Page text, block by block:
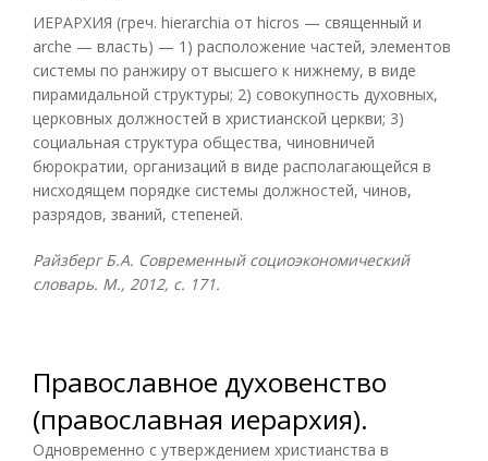
ИЕРАРХИЯ (греч. hierarchia от hicros — священный и
arche — власть) — 1) расположение частей, элементов
системы по ранжиру от высшего к нижнему, в виде
пирамидальной структуры; 2) совокупность духовных,
церковных должностей в христианской церкви; 3)
социальная структура общества, чиновничей
бюрократии, организаций в виде располагающейся в
нисходящем порядке системы должностей, чинов,
разрядов, званий, степеней.
Райзберг Б.А. Современный социоэкономический
словарь. М., 2012, с. 171.
Православное духовенство
(православная иерархия).
Одновременно с утверждением христианства в